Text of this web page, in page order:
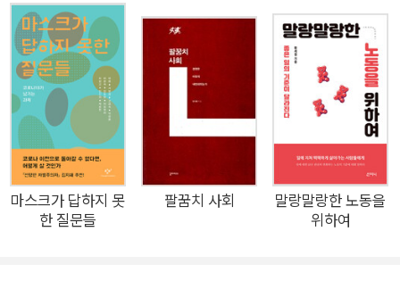
자’(20대 여성)다. 이 숫자는 다른 연령·성별에서 소수정당‧무소
속 후보에 투표한 비율(0.4~5.7%)에 비하면 단연 높은 수치로,
거대 여야 밖에서 대안을 찾는 젊은 세대의 존재를 분명하게 보여
준다. 하지만 이런 젊은 세대의 목소리는 스스로 발화되지 못한
채 윗세대에 의해 ‘인용’되고 ‘해석’되기 일쑤다. 1990년생인 강
남규 작가가 쓴 이 책은 국민의힘과 더불어민주당이 아닌 새로운
대안을 찾으려는 젊은 세대의 목소리다. 저자는 국민의힘을 “불
평등한 현실의 역사적 가해자”, 더불어민주당을 ‘대의나 사회적
약자가 아니라 조직 보위만을 위해 정치를 하는 집단’으로 규정하
마스크가 답하지 못
한 질문들
팔꿈치 사회
말랑말랑한 노동을
위하여